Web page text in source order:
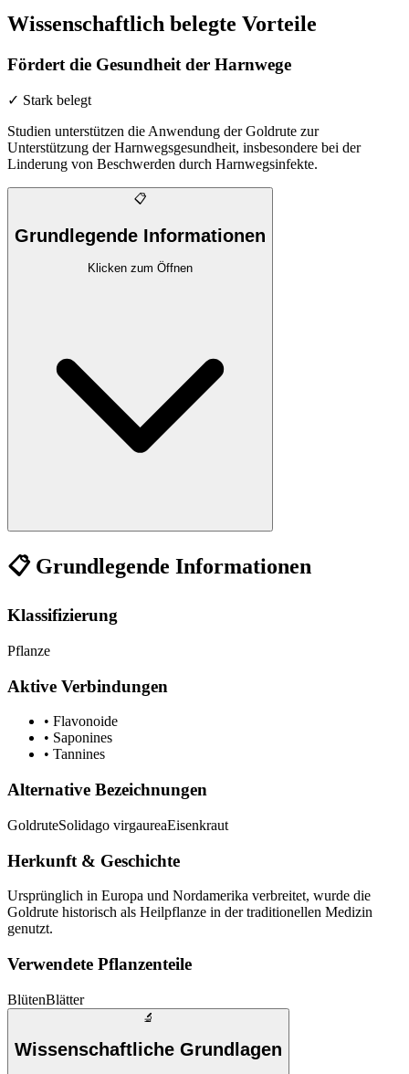
Wissenschaftlich belegte Vorteile
Fördert die Gesundheit der Harnwege
✓ Stark belegt
Studien unterstützen die Anwendung der Goldrute zur
Unterstützung der Harnwegsgesundheit, insbesondere bei der
Linderung von Beschwerden durch Harnwegsinfekte.
📋
Grundlegende Informationen
Klicken zum Öffnen
📋 Grundlegende Informationen
Klassifizierung
Pflanze
Aktive Verbindungen
• Flavonoide
• Saponines
• Tannines
Alternative Bezeichnungen
GoldruteSolidago virgaureaEisenkraut
Herkunft & Geschichte
Ursprünglich in Europa und Nordamerika verbreitet, wurde die
Goldrute historisch als Heilpflanze in der traditionellen Medizin
genutzt.
Verwendete Pflanzenteile
BlütenBlätter
🔬
Wissenschaftliche Grundlagen